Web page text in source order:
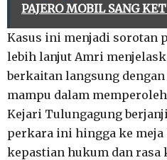
PAJERO MOBIL SANG
Kasus ini menjadi sorotan
lebih lanjut Amri
berkaitan langsung
mampu dalam
Kejari Tulungagung
perkara ini hingga ke
kepastian hukum dan rasa